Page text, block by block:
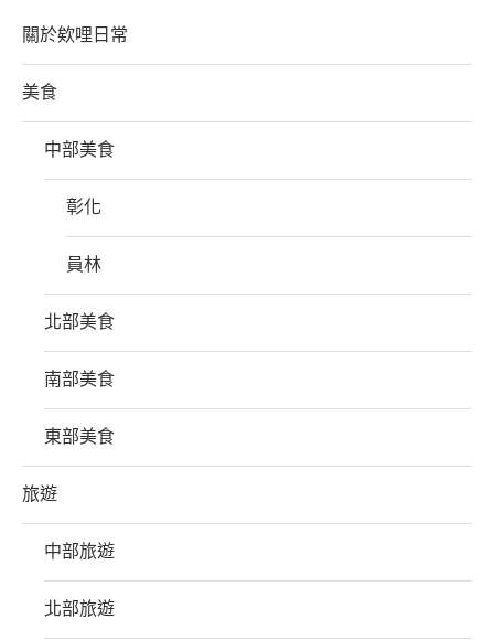
關於欸哩日常
美食
中部美食
彰化
員林
北部美食
南部美食
東部美食
旅遊
中部旅遊
北部旅遊